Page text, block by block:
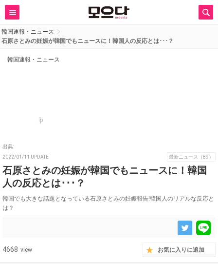
韓国速報・ニュース
石原さとみの妊娠が韓国でもニュースに！韓国人の反応とは･･･？
韓国速報・ニュース
p
出典:
2022/01/11 UPDATE 最新ニュース（89）
石原さとみの妊娠が韓国でもニュースに！韓国
人の反応とは･･･？
韓国でも大きな話題となっている石原さとみの妊娠報告!韓国人のリアルな反応と
は？
4668 view お気に入りに追加